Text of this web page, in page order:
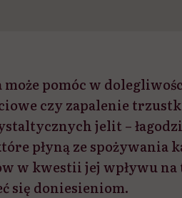
pomóc w
czy zapalenie
jelit –
płyną ze spożywania
w kwestii jej wpływu
się doniesieniom.